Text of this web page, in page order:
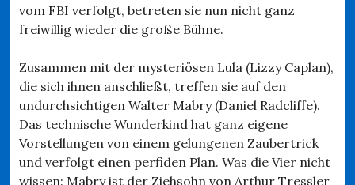
vom FBI verfolgt, betreten sie nun nicht ganz
freiwillig wieder die große Bühne.
Zusammen mit der mysteriösen Lula (Lizzy Caplan),
die sich ihnen anschließt, treffen sie auf den
undurchsichtigen Walter Mabry (Daniel Radcliffe).
Das technische Wunderkind hat ganz eigene
Vorstellungen von einem gelungenen Zaubertrick
und verfolgt einen perfiden Plan. Was die Vier nicht
wissen: Mabry ist der Ziehsohn von Arthur Tressler